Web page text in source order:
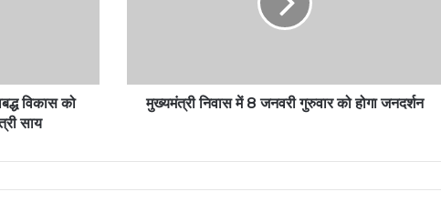
विकास को
साय
मुख्यमंत्री निवास में 8 जनवरी गुरुवार को होगा जनदर्शन